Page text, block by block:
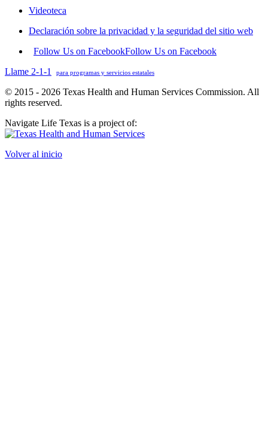
Videoteca
Declaración sobre la privacidad y la seguridad del sitio web
Follow Us on FacebookFollow Us on Facebook
Llame 2-1-1
para programas y servicios estatales
© 2015 - 2026 Texas Health and Human Services Commission. All
rights reserved.
Navigate Life Texas is a project of:
Volver al inicio